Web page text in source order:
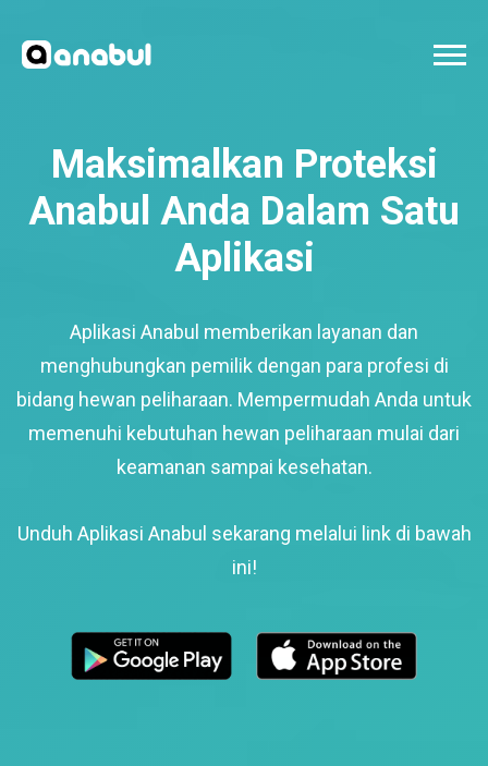
Maksimalkan Proteksi
Anabul Anda Dalam Satu
Aplikasi
Aplikasi Anabul memberikan layanan dan
menghubungkan pemilik dengan para profesi di
bidang hewan peliharaan. Mempermudah Anda untuk
memenuhi kebutuhan hewan peliharaan mulai dari
keamanan sampai kesehatan.
Unduh Aplikasi Anabul sekarang melalui link di bawah
ini!